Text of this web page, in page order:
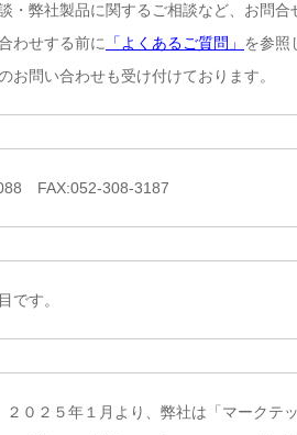
・弊社製品に関するご相談など、お問
わせする前に
「よくあるご質問」 を参照
お問い合わせも受け付けております。
FAX:052-308-3187
です。
２５年１月より、弊社は「マークテッ